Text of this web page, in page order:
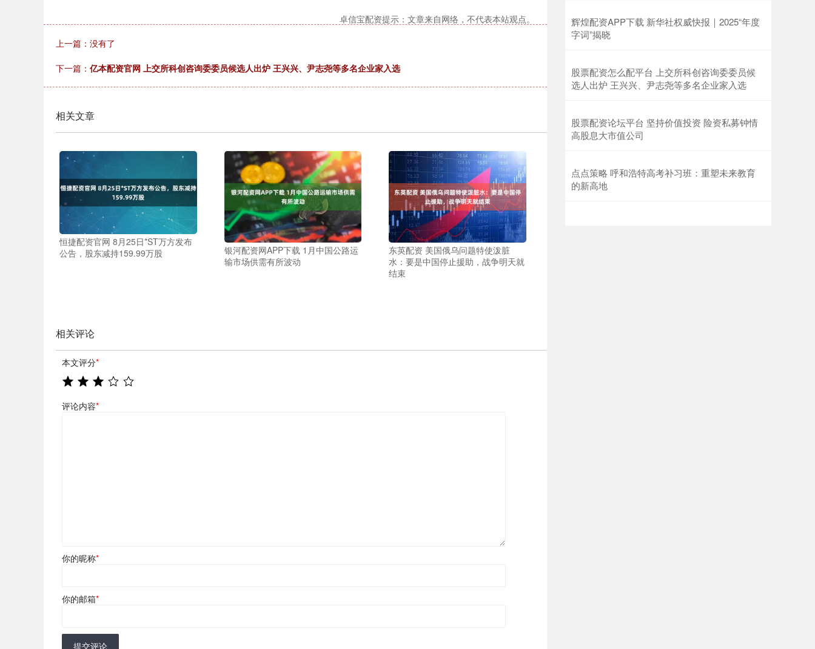
卓信宝配资提示：文章来自网络，不代表本站观点。
上一篇：没有了
下一篇： 亿本配资官网 上交所科创咨询委委员候选人出炉 王兴兴、尹志尧等多名企业家入选
相关文章
恒捷配资官网 8月25日*ST万方发布
公告，股东减持159.99万股
银河配资网APP下载 1月中国公路运
输市场供需有所波动
东英配资 美国俄乌问题特使泼脏
水：要是中国停止援助，战争明天就
结束
相关评论
本文评分*
评论内容*
你的昵称*
你的邮箱*
提交评论
辉煌配资APP下载 新华社权威快报｜2025“年度
字词”揭晓
股票配资怎么配平台 上交所科创咨询委委员候
选人出炉 王兴兴、尹志尧等多名企业家入选
股票配资论坛平台 坚持价值投资 险资私募钟情
高股息大市值公司
点点策略 呼和浩特高考补习班：重塑未来教育
的新高地